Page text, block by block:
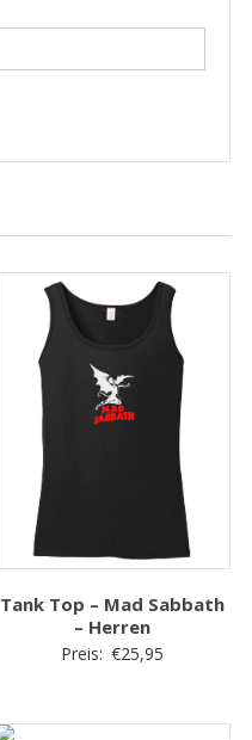
Tank Top – Mad Sabbath
– Herren
Preis: €25,95